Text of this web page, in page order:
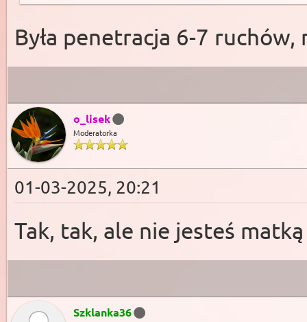
Była penetracja 6-7 ruchów,
o_lisek
Moderatorka
01-03-2025, 20:21
Tak, tak, ale nie jesteś
Szklanka36